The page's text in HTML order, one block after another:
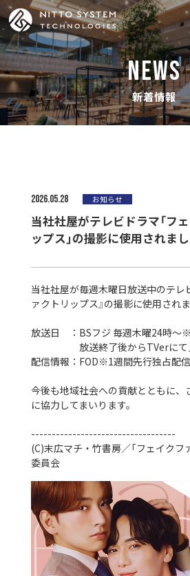
NEWS
新着情報
2026.05.28 お知らせ
当社社屋がテレビドラマ「フ
ップス」の撮影に使用されま
当社社屋が毎週木曜日放送中のテレ
ァクトリップス』の撮影に使用されま
放送日 ： BSフジ 毎週木曜24時～
放送終了後からTVerに
配信情報： FOD※1週間先行独占配信
今後も地域社会への貢献とともに、
に協力してまいります。
-----------------------------------
(C)末広マチ・竹書房／「フェイクフ
委員会